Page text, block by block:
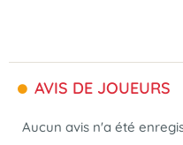
AVIS DE JOUEURS
Aucun avis n'a été